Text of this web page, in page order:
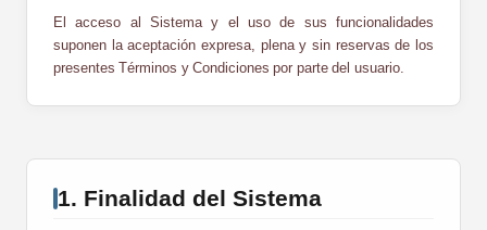
El acceso al Sistema y el uso de sus funcionalidades
suponen la aceptación expresa, plena y sin reservas de los
presentes Términos y Condiciones por parte del usuario.
1. Finalidad del Sistema